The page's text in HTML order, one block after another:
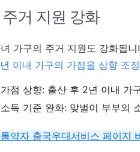
거 지원 강화
가구의 주거 지원도 강화됩
이내 가구의 가점을 상향 조정
가점 상향: 출산 후 2년 이내 가
소득 기준 완화: 맞벌이 부부의
약자 출국우대서비스 페이지